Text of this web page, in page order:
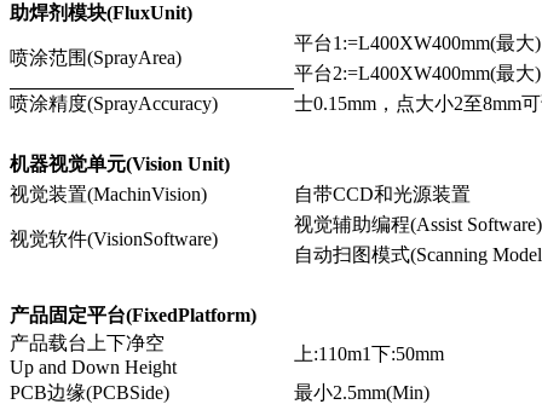
助焊剂模块(FluxUnit)
喷涂范围(SprayArea)
平台1:=L400XW400mm(最大)
平台2:=L400XW400mm(最大)
喷涂精度(SprayAccuracy)
士0.15mm，点大小2至8mm
机器视觉单元(Vision Unit)
视觉装置(MachinVision)
自带CCD和光源装置
视觉软件(VisionSoftware)
视觉辅助编程(Assist Software)
自动扫图模式(Scanning
产品固定平台(FixedPlatform)
产品载台上下净空
Up and Down Height
上:110m1下:50mm
PCB边缘(PCBSide)
最小2.5mm(Min)